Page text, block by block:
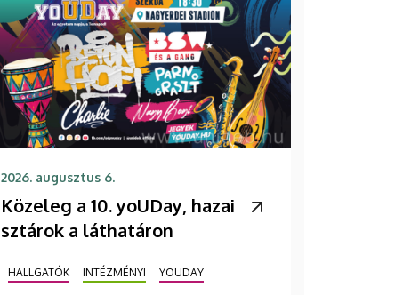
2026. augusztus 6.
Közeleg a 10. yoUDay, hazai
sztárok a láthatáron
HALLGATÓK INTÉZMÉNYI YOUDAY